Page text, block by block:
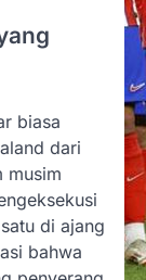
biasa
dari
musim
di ajang
bahwa